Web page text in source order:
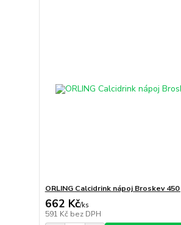
ORLING Calcidrink nápoj Broskev 450
662 Kč/ks
591 Kč bez DPH